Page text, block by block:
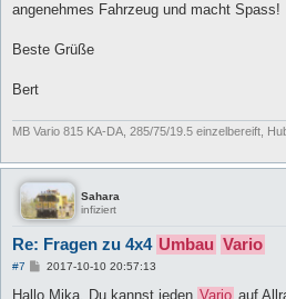
angenehmes Fahrzeug und macht Spass!
Beste Grüße
Bert
MB Vario 815 KA-DA, 285/75/19.5 einzelbereift,
Sahara
infiziert
Re: Fragen zu 4x4 Umbau Vario
#7
B
i
2017-10-10 20:57:13
Hallo Mika, Du kannst jeden Vario auf